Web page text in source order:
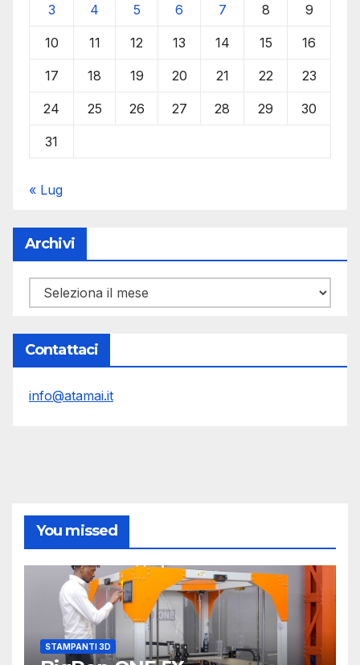
3 4 5 6 7 8 9
10 11 12 13 14 15 16
17 18 19 20 21 22 23
24 25 26 27 28 29 30
31
« Lug
Archivi
Archivi
Contattaci
info@atamai.it
You missed
STAMPANTI 3D